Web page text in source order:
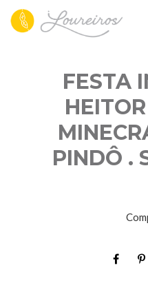
FESTA
PINDÔ .